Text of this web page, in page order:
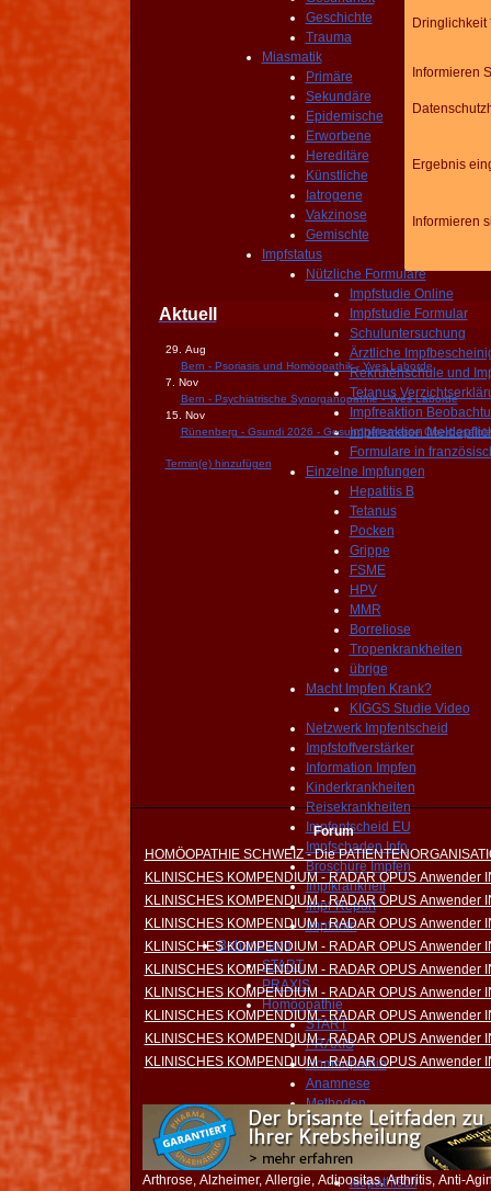
Geschichte
Trauma
Miasmatik
Primäre
Sekundäre
Epidemische
Erworbene
Hereditäre
Künstliche
Iatrogene
Vakzinose
Gemischte
Impfstatus
Nützliche Formulare
Impfstudie Online
Impfstudie Formular
Schuluntersuchung
Ärztliche
Rekrutenschule und
Tetanus
Impfreaktion
Impfreaktion
Formulare in
Einzelne Impfungen
Hepatitis B
Tetanus
Pocken
Grippe
FSME
HPV
MMR
Borreliose
Tropenkrankheiten
übrige
Macht Impfen Krank?
KIGGS Studie Video
Netzwerk Impfentscheid
Impfstoffverstärker
Information Impfen
Kinderkrankheiten
Reisekrankheiten
Impfentscheid EU
Impfschaden Info
Broschüre Impfen
Impfkrankheit
Impf-Report
Impf-Info
Behandlung
START
PRAXIS
Homöopathie
START
PRAXIS
Homöopathie
Anamnese
Methoden
Klinisch
Biologisch
Klassissch
Isopathisch
Dringlichkeit
Informieren
Ergebnis
Informieren
Aktuell
29. Aug
Bern - Psoriasis und Homöopathik - Yves Laborde
7. Nov
Bern - Psychiatrische Synorganopathie - Yves Laborde
15. Nov
Rünenberg - Gsundi 2026 - Gesundheitsmesse
Termin(e) hinzufügen
Forum
HOMÖOPATHIE SCHWEIZ - Die
KLINISCHES KOMPENDIUM - RADAR OPUS Anwender
KLINISCHES KOMPENDIUM - RADAR OPUS Anwender
KLINISCHES KOMPENDIUM - RADAR OPUS Anwender
KLINISCHES KOMPENDIUM - RADAR OPUS Anwender
KLINISCHES KOMPENDIUM - RADAR OPUS Anwender
KLINISCHES KOMPENDIUM - RADAR OPUS Anwender
KLINISCHES KOMPENDIUM - RADAR OPUS Anwender
KLINISCHES KOMPENDIUM - RADAR OPUS Anwender
KLINISCHES KOMPENDIUM - RADAR OPUS Anwender
Arthrose, Alzheimer, Allergie, Adipositas, Arthritis, Anti-